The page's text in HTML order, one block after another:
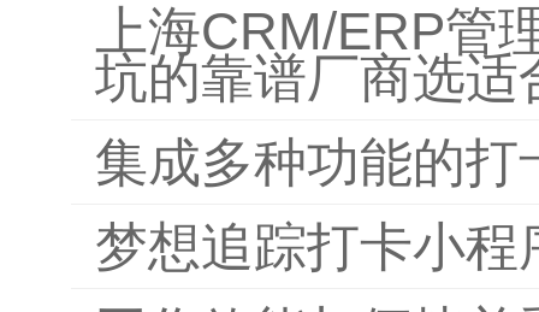
上海CRM/ERP管
坑的靠谱厂商选适
集成多种功能的
梦想追踪打卡小程